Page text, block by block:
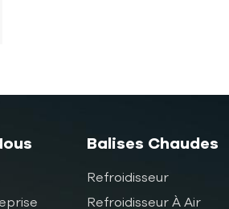
Balises Chaudes
Refroidisseur
Refroidisseur À Air